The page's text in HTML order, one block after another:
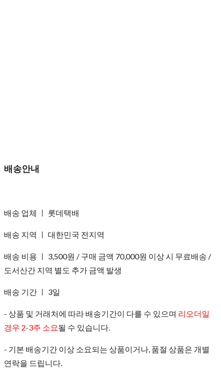
배송안내
배송 업체 ㅣ 롯데택배
배송 지역 ㅣ 대한민국 전지역
배송 비용 ㅣ 3,500원 / 구매 금액 70,000원 이상 시 무료배송 /
도서산간 지역 별도 추가 금액 발생
배송 기간 ㅣ 3일
- 상품 및 거래처에 따라 배송기간이 다를 수 있으며 리오더일
경우 2-3주 소요될 수 있습니다.
- 기본 배송기간 이상 소요되는 상품이거나, 품절 상품은 개별
연락을 드립니다.